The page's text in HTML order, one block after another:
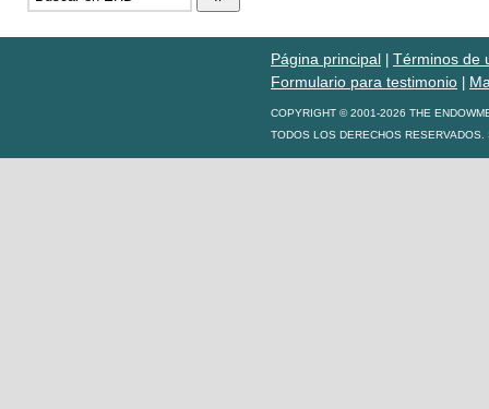
Página principal
Términos de
Formulario para testimonio
COPYRIGHT © 2001-2026 THE
TODOS LOS DERECHOS